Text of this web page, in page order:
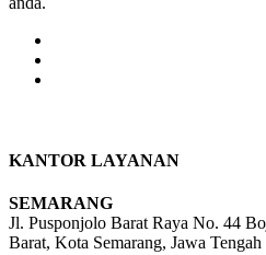
KANTOR LAYANAN
SEMARANG
Jl. Pusponjolo Barat Raya No. 44
Barat, Kota Semarang, Jawa Tengah